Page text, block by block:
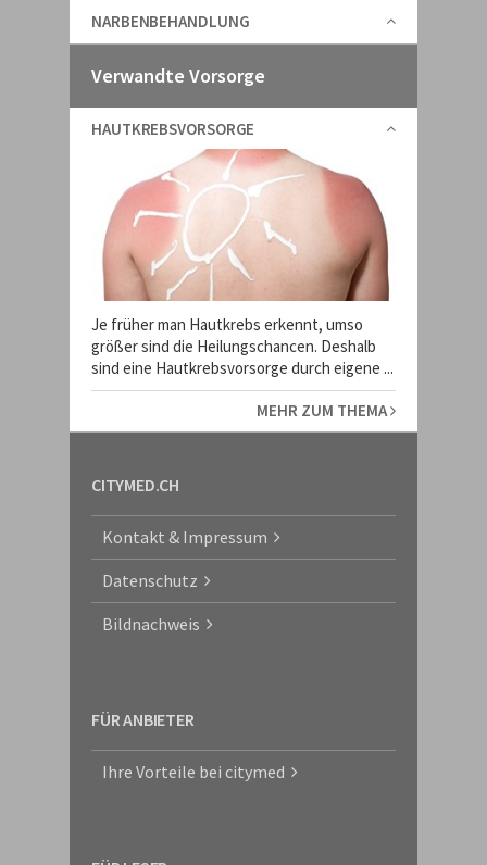
NARBENBEHANDLUNG
Verwandte Vorsorge
HAUTKREBSVORSORGE
Je früher man Hautkrebs erkennt, umso
größer sind die Heilungschancen. Deshalb
sind eine Hautkrebsvorsorge durch eigene ...
MEHR ZUM THEMA
CITYMED.CH
Kontakt & Impressum
Datenschutz
Bildnachweis
FÜR ANBIETER
Ihre Vorteile bei citymed